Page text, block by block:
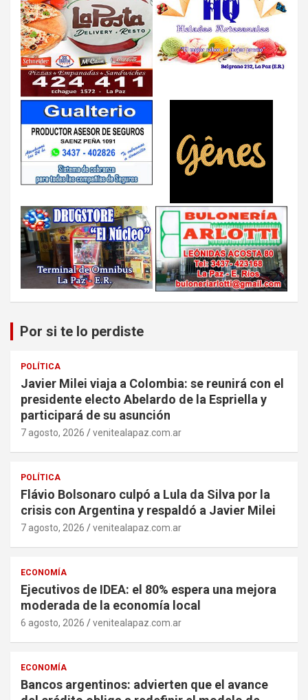
Por si te lo perdiste
POLÍTICA
Javier Milei viaja a Colombia: se reunirá con el
presidente electo Abelardo de la Espriella y
participará de su asunción
7 agosto, 2026 venitealapaz.com.ar
POLÍTICA
Flávio Bolsonaro culpó a Lula da Silva por la
crisis con Argentina y respaldó a Javier Milei
7 agosto, 2026 venitealapaz.com.ar
ECONOMÍA
Ejecutivos de IDEA: el 80% espera una mejora
moderada de la economía local
6 agosto, 2026 venitealapaz.com.ar
ECONOMÍA
Bancos argentinos: advierten que el avance